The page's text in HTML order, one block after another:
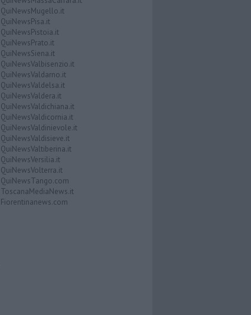
QuiNewsMugello.it
QuiNewsPisa.it
QuiNewsPistoia.it
QuiNewsPrato.it
QuiNewsSiena.it
QuiNewsValbisenzio.it
QuiNewsValdarno.it
QuiNewsValdelsa.it
QuiNewsValdera.it
QuiNewsValdichiana.it
QuiNewsValdicornia.it
QuiNewsValdinievole.it
QuiNewsValdisieve.it
QuiNewsValtiberina.it
QuiNewsVersilia.it
QuiNewsVolterra.it
QuiNewsTango.com
ToscanaMediaNews.it
Fiorentinanews.com